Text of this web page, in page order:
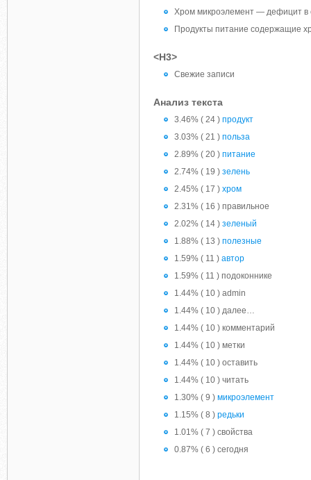
Хром микроэлемент — дефицит в
Продукты питание содержащие
<H3>
Свежие записи
Анализ текста
3.46% ( 24 ) продукт
3.03% ( 21 ) польза
2.89% ( 20 ) питание
2.74% ( 19 ) зелень
2.45% ( 17 ) хром
2.31% ( 16 ) правильное
2.02% ( 14 ) зеленый
1.88% ( 13 ) полезные
1.59% ( 11 ) автор
1.59% ( 11 ) подоконнике
1.44% ( 10 ) admin
1.44% ( 10 ) далее…
1.44% ( 10 ) комментарий
1.44% ( 10 ) метки
1.44% ( 10 ) оставить
1.44% ( 10 ) читать
1.30% ( 9 ) микроэлемент
1.15% ( 8 ) редьки
1.01% ( 7 ) свойства
0.87% ( 6 ) сегодня